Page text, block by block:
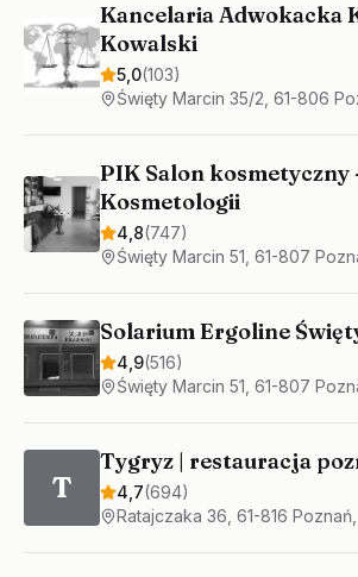
Kancelaria Adwokacka
Kowalski
5,0(103)
Święty Marcin 35/2, 61-806
PIK Salon
Kosmetologii
4,8(747)
Święty Marcin 51, 61-807
Solarium Ergoline
4,9(516)
Święty Marcin 51, 61-807
T
Tygryz | restauracja
4,7(694)
Ratajczaka 36, 61-816